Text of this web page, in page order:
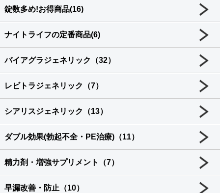
錠数多め!お得商品(16)
ナイトライフの定番商品(6)
バイアグラジェネリック（32）
レビトラジェネリック（7）
シアリスジェネリック（13）
ダブル効果(勃起不全・PE治療)（11）
精力剤・増強サプリメント（7）
早漏改善・防止（10）